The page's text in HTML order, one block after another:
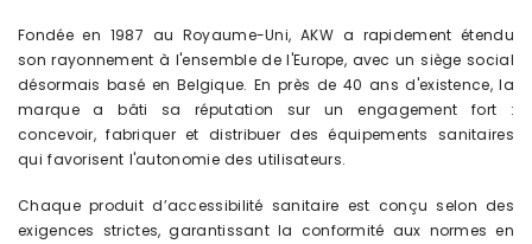
Fondée en 1987 au Royaume-Uni, AKW a rapidement étendu
son rayonnement à l'ensemble de l'Europe, avec un siège social
désormais basé en Belgique. En près de 40 ans d'existence, la
marque a bâti sa réputation sur un engagement fort :
concevoir, fabriquer et distribuer des équipements sanitaires
qui favorisent l'autonomie des utilisateurs.
Chaque produit d’accessibilité sanitaire est conçu selon des
exigences strictes, garantissant la conformité aux normes en